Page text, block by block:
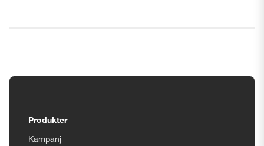
Produkter
Kampanj